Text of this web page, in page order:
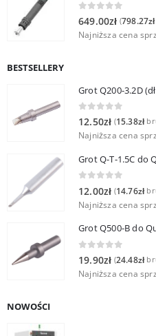
649.00zł (798.27zł
Najniższa cena
BESTSELLERY
Grot Q200-3.2D
0out of 5
12.50zł (15.38zł
Najniższa cena
12.00zł (14.76zł
Najniższa cena
Grot Q500-B do
0out of 5
19.90zł (24.48zł
Najniższa cena
NOWOŚCI